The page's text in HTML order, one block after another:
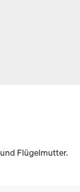
Flügelmutter.